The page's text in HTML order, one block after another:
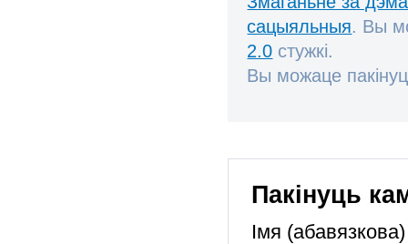
сацыяльныя. Вы
2.0 стужкі.
Вы можаце
Пакінуць
Імя (абавязкова)